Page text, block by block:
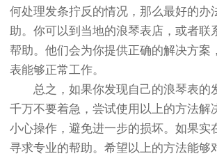
何处理发条拧反的情况，那么最好的办
助。你可以到当地的浪琴表店，或者联
帮助。他们会为你提供正确的解决方案
表能够正常工作。
总之，如果你发现自己的浪琴表的
千万不要着急，尝试使用以上的方法解
小心操作，避免进一步的损坏。如果实
寻求专业的帮助。希望以上的方法能够